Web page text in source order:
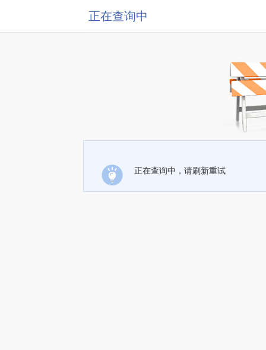
正在查询中
正在查询中，请刷新重试